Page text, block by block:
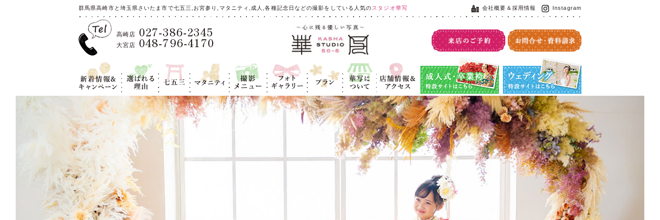
群馬県高崎市と埼玉県さいたま市で七五三,お宮参り,マタニティ,成人,各種記念日などの撮影をしている人気のスタジオ華写
高崎店 027-386-2345
大宮店 048-796-4170
会社概要＆採用情報 Instagram
新着情報＆キ
ャンペーン
選ばれる理
由
七五三 マタニティ
撮影メニュ
ー
フォトギャラ
リー
プラン
華写につい
て
店舗情報＆ア
クセス
成人式・卒業袴特設サイト ウエディング特設サイト